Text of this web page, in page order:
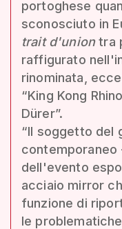
portoghese
sconosciuto in
trait d'uniontra
raffigurato
rinominata,
“King Kong
Dürer”.
“Il soggetto del
contemporaneo
dell'evento
acciaio mirror
funzione di
le